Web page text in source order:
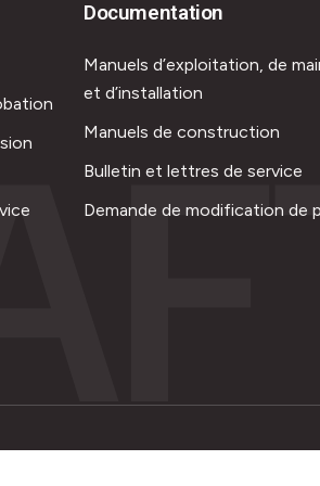
Documentation
Manuels d’exploitation, de
et d’installation
Manuels de construction
Bulletin et lettres de service
Demande de modification de